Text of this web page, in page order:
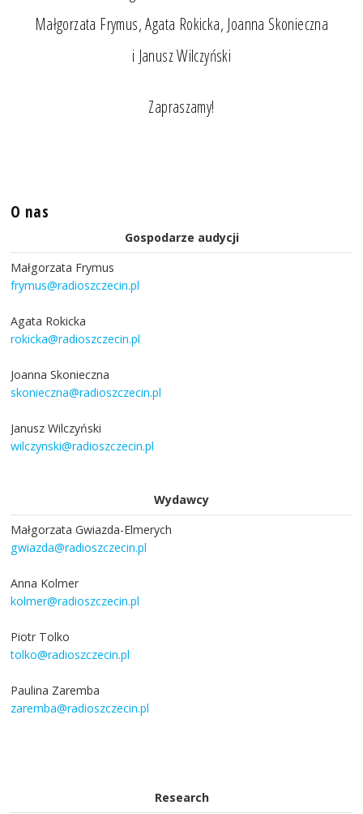
Małgorzata Frymus, Agata Rokicka, Joanna Skonieczna
i Janusz Wilczyński
Zapraszamy!
O nas
Gospodarze audycji
Małgorzata Frymus
frymus@radioszczecin.pl
Agata Rokicka
rokicka@radioszczecin.pl
Joanna Skonieczna
skonieczna@radioszczecin.pl
Janusz Wilczyński
wilczynski@radioszczecin.pl
Wydawcy
Małgorzata Gwiazda-Elmerych
gwiazda@radioszczecin.pl
Anna Kolmer
kolmer@radioszczecin.pl
Piotr Tolko
tolko@radioszczecin.pl
Paulina Zaremba
zaremba@radioszczecin.pl
Research